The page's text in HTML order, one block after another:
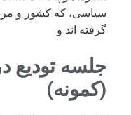
سیاسی، که کشور و
گرفته اند و
جلسه تودیع
(کمونه)